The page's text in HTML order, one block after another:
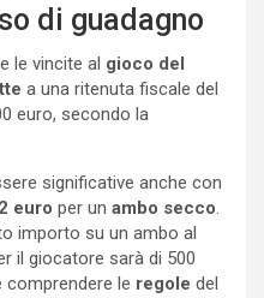
di guadagno
le vincite al gioco del
a una ritenuta fiscale del
euro, secondo la
significative anche con
euro per un ambo secco.
importo su un ambo al
il giocatore sarà di 500
comprendere le regole del